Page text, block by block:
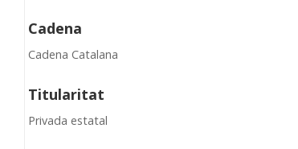
Cadena
Cadena Catalana
Titularitat
Privada estatal